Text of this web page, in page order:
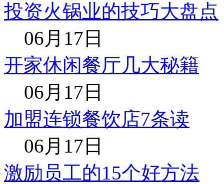
投资火锅业的技巧大盘点
06月17日
开家休闲餐厅几大秘籍
06月17日
加盟连锁餐饮店7条读
06月17日
激励员工的15个好方法